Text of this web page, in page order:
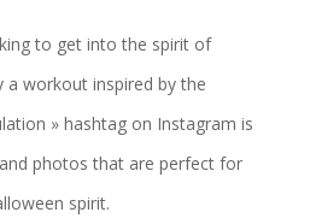
to get into the spirit of
a workout inspired by the
» hashtag on Instagram is
photos that are perfect for
spirit.